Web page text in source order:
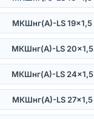
МКШнг(А)-LS 19×1,5
МКШнг(А)-LS 20×1,5
МКШнг(А)-LS 24×1,5
МКШнг(А)-LS 27×1,5